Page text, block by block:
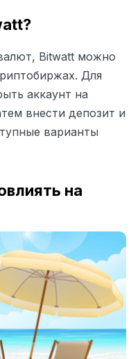
Bitwatt можно
Для
аккаунт на
внести депозит и
варианты
на